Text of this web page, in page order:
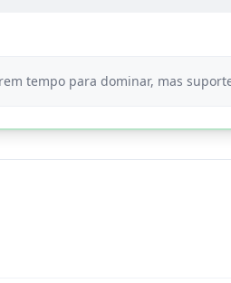
tempo para dominar, mas